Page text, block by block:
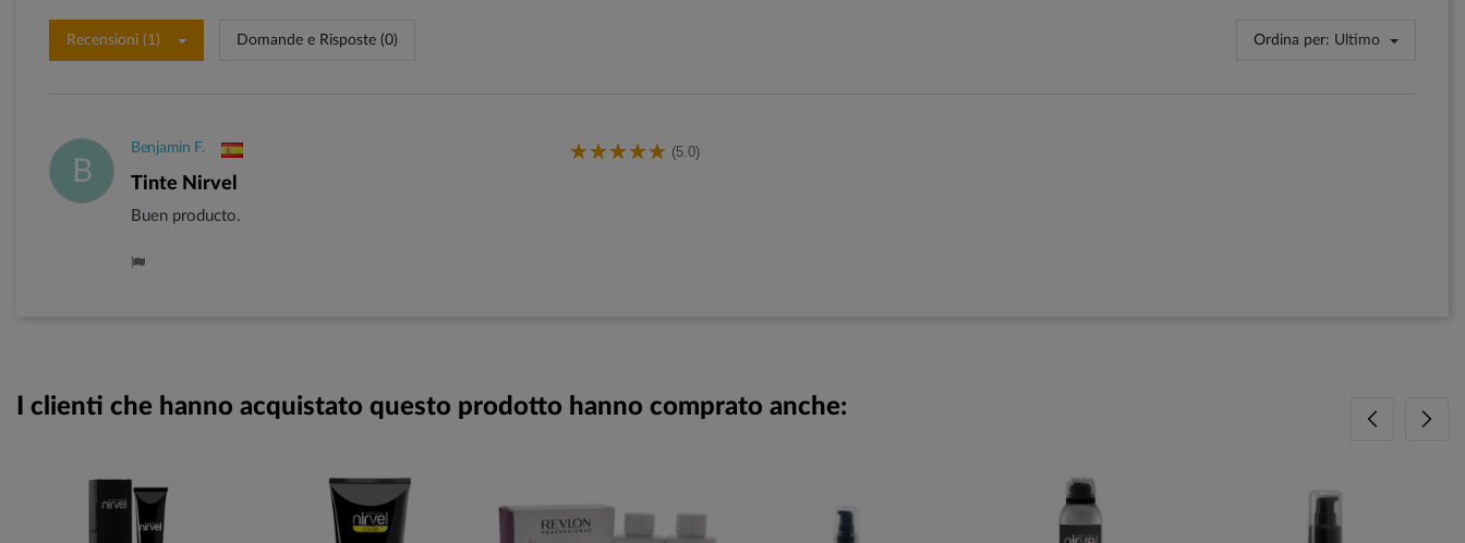
Recensioni (1) Domande e Risposte (0) Ordina per: Ultimo
B
Benjamin F. (5.0)
Tinte Nirvel
Buen producto.
I clienti che hanno acquistato questo prodotto hanno comprato anche: